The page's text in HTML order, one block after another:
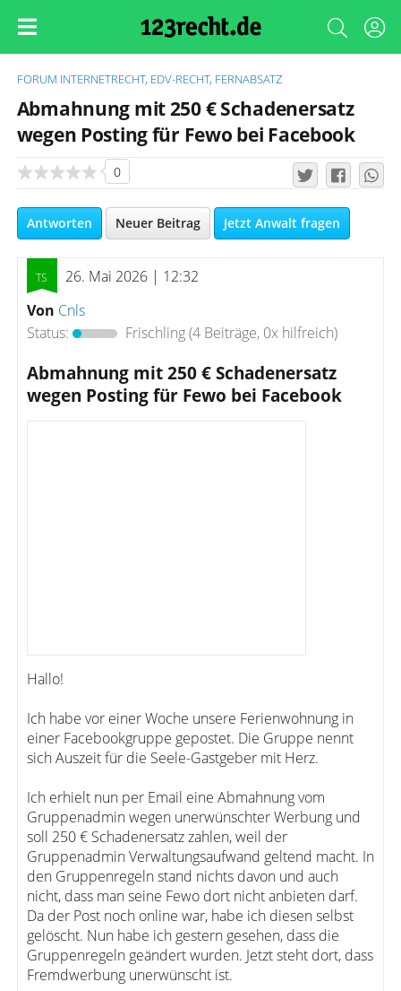
FORUM INTERNETRECHT, EDV-RECHT, FERNABSATZ
Abmahnung mit 250 € Schadenersatz
wegen Posting für Fewo bei Facebook
0
Antworten Neuer Beitrag Jetzt Anwalt fragen
26. Mai 2026 | 12:32
Von Cnls
Status:
Frischling(4 Beiträge, 0x hilfreich)
Abmahnung mit 250 € Schadenersatz
wegen Posting für Fewo bei Facebook
Hallo!
Ich habe vor einer Woche unsere Ferienwohnung in
einer Facebookgruppe gepostet. Die Gruppe nennt
sich Auszeit für die Seele-Gastgeber mit Herz.
Ich erhielt nun per Email eine Abmahnung vom
Gruppenadmin wegen unerwünschter Werbung und
soll 250 € Schadenersatz zahlen, weil der
Gruppenadmin Verwaltungsaufwand geltend macht. In
den Gruppenregeln stand nichts davon und auch
nicht, dass man seine Fewo dort nicht anbieten darf.
Da der Post noch online war, habe ich diesen selbst
gelöscht. Nun habe ich gestern gesehen, dass die
Gruppenregeln geändert wurden. Jetzt steht dort, dass
Fremdwerbung unerwünscht ist.